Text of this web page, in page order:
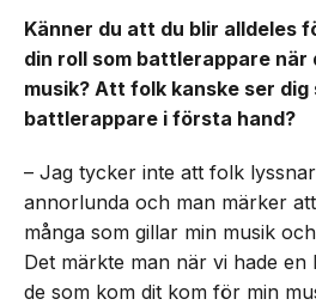
Känner du att du blir alldeles
din roll som battlerappare när
musik? Att folk kanske ser dig
battlerappare i första hand?
– Jag tycker inte att folk
annorlunda och man märker
många som gillar min musik
Det märkte man när vi hade en
de som kom dit kom för min